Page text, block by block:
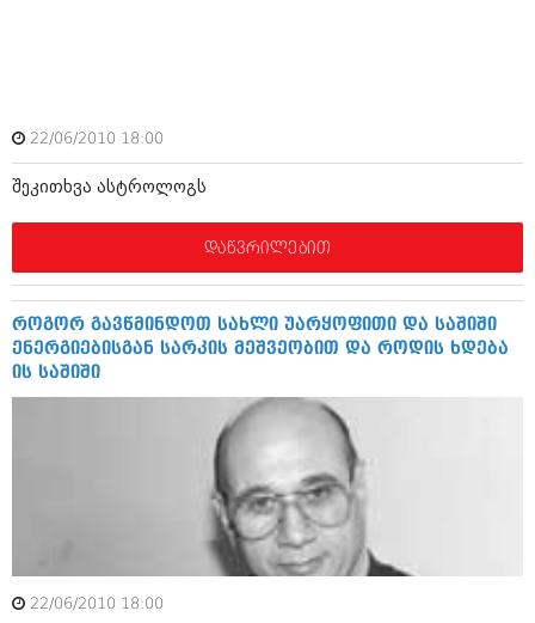
მარტი 2012 (259)
იანვარი 2012 (322)
ოქტომბერი 2011 (754)
სექტემბერი 2011 (407)
აგვისტო 2011 (249)
ივლისი 2011 (400)
ივნისი 2011 (438)
მაისი 2011 (415)
აპრილი 2011 (294)
მარტი 2011 (654)
თებერვალი 2011 (329)
იანვარი 2011 (647)
დეკემბერი 2010 (881)
ნოემბერი 2010 (422)
ოქტომბერი 2010 (341)
სექტემბერი 2010 (449)
ივლისი 2010 (556)
22/06/2010 18:00
შეკითხვა ასტროლოგს
დაწვრილებით
როგორ გავწმინდოთ სახლი უარყოფითი და საშიში
ენერგიებისგან სარკის მეშვეობით და როდის ხდება
ის საშიში
22/06/2010 18:00